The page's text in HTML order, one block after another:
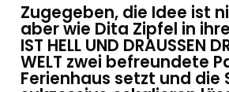
Zugegeben, die Idee ist
aber wie Dita Zipfel in
IST HELL UND DRAUSSEN
WELT zwei befreundete
Ferienhaus setzt und die